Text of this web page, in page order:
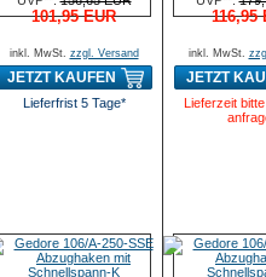
101,95 EUR
inkl. MwSt. zzgl. Versand
JETZT KAUFEN
Lieferfrist 5 Tage*
116,95
inkl. MwSt.
JETZT
Lieferzeit